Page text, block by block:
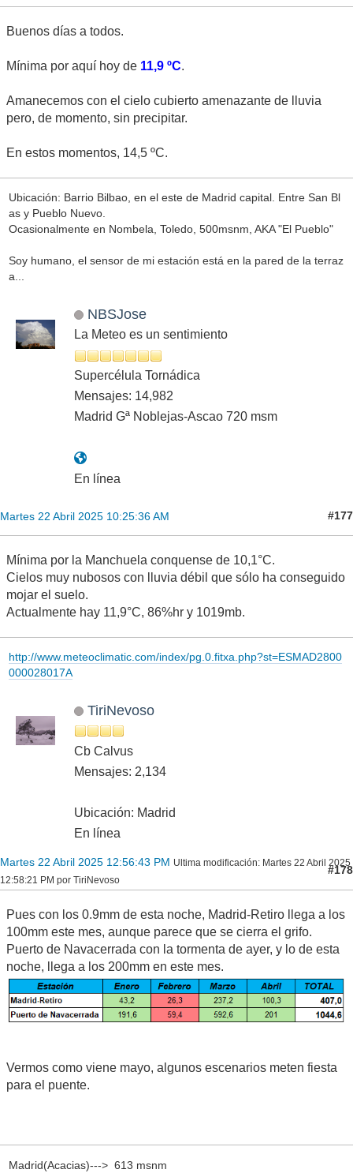
Buenos días a todos.
Mínima por aquí hoy de 11,9 ºC.
Amanecemos con el cielo cubierto amenazante de lluvia
pero, de momento, sin precipitar.
En estos momentos, 14,5 ºC.
Ubicación: Barrio Bilbao, en el este de Madrid capital. Entre San Bl
as y Pueblo Nuevo.
Ocasionalmente en Nombela, Toledo, 500msnm, AKA "El Pueblo"
Soy humano, el sensor de mi estación está en la pared de la terraz
a...
NBSJose
La Meteo es un sentimiento
Supercélula Tornádica
Mensajes: 14,982
Madrid Gª Noblejas-Ascao 720 msm
En línea
Martes 22 Abril 2025 10:25:36 AM #177
Mínima por la Manchuela conquense de 10,1°C.
Cielos muy nubosos con lluvia débil que sólo ha conseguido
mojar el suelo.
Actualmente hay 11,9°C, 86%hr y 1019mb.
http://www.meteoclimatic.com/index/pg.0.fitxa.php?st=ESMAD2800
000028017A
TiriNevoso
Cb Calvus
Mensajes: 2,134
Ubicación: Madrid
En línea
Martes 22 Abril 2025 12:56:43 PM Ultima modificación: Martes 22 Abril 2025
12:58:21 PM por TiriNevoso
#178
Pues con los 0.9mm de esta noche, Madrid-Retiro llega a los
100mm este mes, aunque parece que se cierra el grifo.
Puerto de Navacerrada con la tormenta de ayer, y lo de esta
noche, llega a los 200mm en este mes.
Vermos como viene mayo, algunos escenarios meten fiesta
para el puente.
Madrid(Acacias)---> 613 msnm